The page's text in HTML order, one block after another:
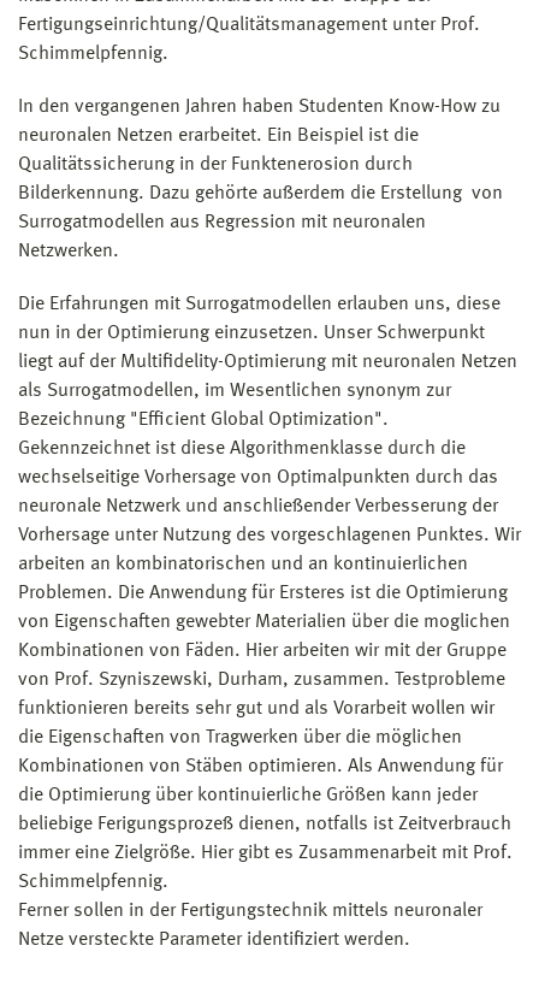
Fertigungseinrichtung/Qualitätsmanagement unter Prof.
Schimmelpfennig.
In den vergangenen Jahren haben Studenten Know-How zu
neuronalen Netzen erarbeitet. Ein Beispiel ist die
Qualitätssicherung in der Funktenerosion durch
Bilderkennung. Dazu gehörte außerdem die Erstellung von
Surrogat­modellen aus Regression mit neuronalen
Netzwerken.
Die Erfahrungen mit Surrogatmodellen erlauben uns, diese
nun in der Optimierung einzusetzen. Unser Schwerpunkt
liegt auf der Multifidelity-Optimierung mit neuronalen Netzen
als Surrogatmodellen, im Wesentlichen synonym zur
Bezeichnung "Efficient Global Optimization".
Gekennzeichnet ist diese Algorithmenklasse durch die
wechselseitige Vorhersage von Optimalpunkten durch das
neuronale Netzwerk und anschließender Verbesserung der
Vorhersage unter Nutzung des vorgeschlagenen Punktes. Wir
arbeiten an kombinatorischen und an kontinuierlichen
Problemen. Die Anwendung für Ersteres ist die Optimierung
von Eigenschaften gewebter Materialien über die moglichen
Kombinationen von Fäden. Hier arbeiten wir mit der Gruppe
von Prof. Szyniszewski, Durham, zusammen. Testprobleme
funktionieren bereits sehr gut und als Vorarbeit wollen wir
die Eigenschaften von Tragwerken über die möglichen
Kombinationen von Stäben optimieren. Als Anwendung für
die Optimierung über kontinuierliche Größen kann jeder
beliebige Ferigungsprozeß dienen, notfalls ist Zeitverbrauch
immer eine Zielgröße. Hier gibt es Zusammenarbeit mit Prof.
Schimmelpfennig.
Ferner sollen in der Fertigungstechnik mittels neuronaler
Netze versteckte Parameter identifiziert werden.